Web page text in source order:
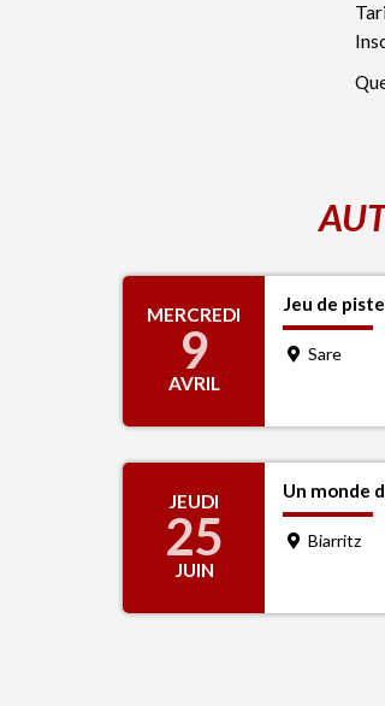
MERCREDI
9
AVRIL
Jeu de
Sare
JEUDI
25
JUIN
Un monde
Biarritz